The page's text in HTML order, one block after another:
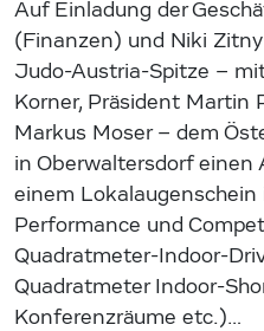
Auf Einladung der
(Finanzen) und Niki
Judo-Austria-Spitze –
Korner, Präsident Martin
Markus Moser – dem
in Oberwaltersdorf einen
einem
Performance und
Quadratmeter-Indoor-
Quadratmeter Indoor-
Konferenzräume etc.)…